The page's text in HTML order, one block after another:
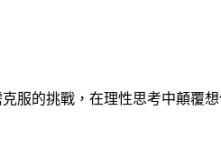
服的挑戰，在理性思考中顛覆